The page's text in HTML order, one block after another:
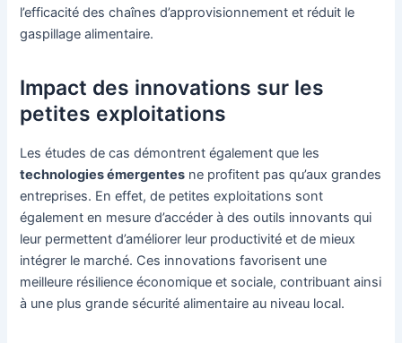
l’efficacité des chaînes d’approvisionnement et réduit le
gaspillage alimentaire.
Impact des innovations sur les
petites exploitations
Les études de cas démontrent également que les
technologies émergentes ne profitent pas qu’aux grandes
entreprises. En effet, de petites exploitations sont
également en mesure d’accéder à des outils innovants qui
leur permettent d’améliorer leur productivité et de mieux
intégrer le marché. Ces innovations favorisent une
meilleure résilience économique et sociale, contribuant ainsi
à une plus grande sécurité alimentaire au niveau local.